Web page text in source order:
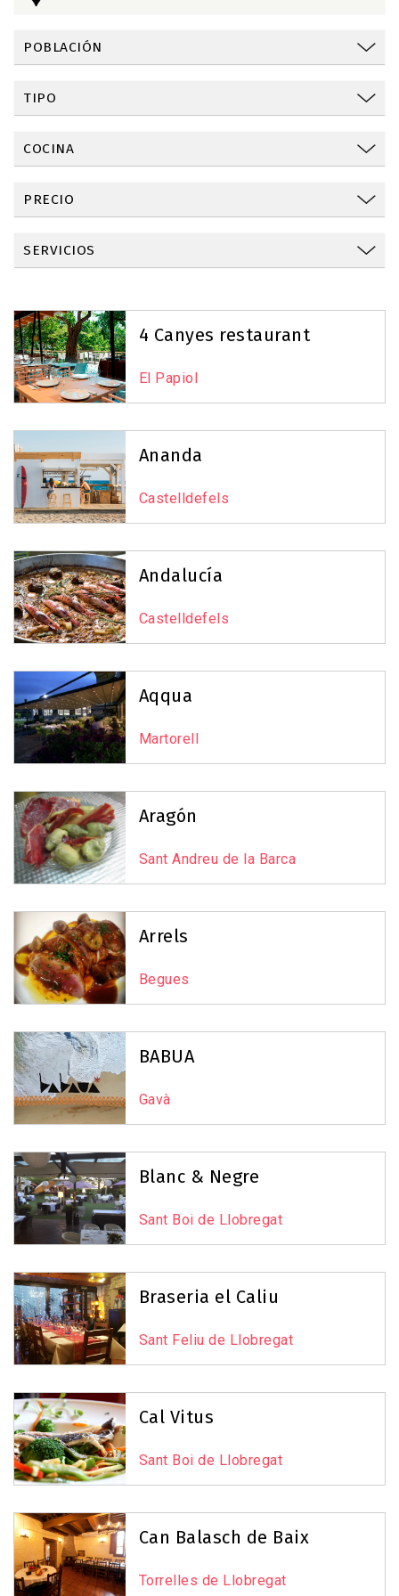
3
22
+
−
4 Canyes restaurant
El Papiol
Ananda
Castelldefels
Andalucía
Castelldefels
Aqqua
Martorell
Aragón
Sant Andreu de la Barca
Arrels
Begues
BABUA
Gavà
Blanc & Negre
Sant Boi de Llobregat
Braseria el Caliu
Sant Feliu de Llobregat
Cal Vitus
Sant Boi de Llobregat
Can Balasch de Baix
Torrelles de Llobregat
POBLACIÓN
TIPO
COCINA
PRECIO
SERVICIOS